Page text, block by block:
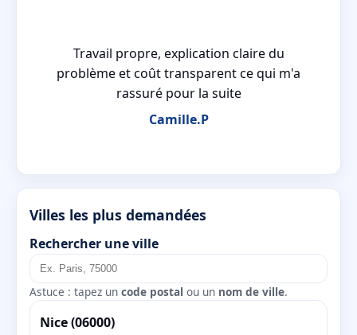
Travail propre, explication claire du
problème et coût transparent ce qui m'a
rassuré pour la suite
Camille.P
Villes les plus demandées
Rechercher une ville
Astuce : tapez un code postal ou un nom de ville.
Nice (06000)